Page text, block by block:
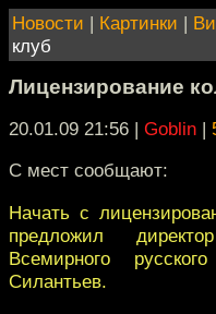
Новости | Картинки |
клуб
Лицензирование
20.01.09 21:56 | Goblin |
С мест сообщают:
Начать с
предложил
Всемирного
Силантьев.